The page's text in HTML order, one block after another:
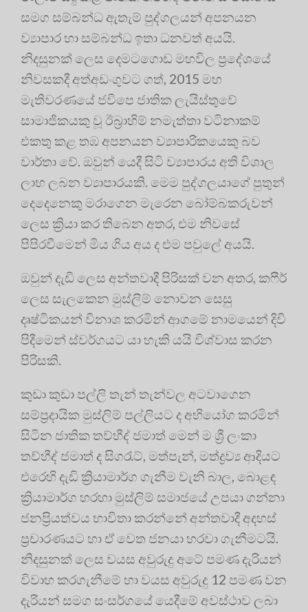
සමග සම්බන්ධ ඇතැම් පුද්ගලයන් අපනයන
ව්‍යාපාර හා සම්බන්ධ ඉතා ධනවත් අයයි.
නිදසුනක් ලෙස දෙමටගොඩ මහවිල ප්‍රදේශයේ
නිවසකදී අත්අඩංගුවට ගත්, 2015 මහ
මැතිවරණයේ ජවිපෙ ජාතික ලැයිස්තුවේ
සාමාජිකයකු වූ ඊබ්‍රාහිම් නමැත්තා වටිනාකම්
එකතු කළ තඹ අපනයන ව්‍යාපාරිකයෙකු බව
වාර්තා වේ. ඔවුන් යෙදී සිටි ව්‍යාපාරය අති විශාල
ලාභ ලබන ව්‍යාපාරයකි. මෙම පුද්ගලයාගේ පුතුන්
දෙදෙනෙකු මරාගෙන මැරෙන බෝම්බකරුවන්
ලෙස ක්‍රියා කර තිබෙන අතර, එම නිවසේ
පිපිරවීමෙන් මිය ගිය අය ද එම පවුලේ අයයි.
ඔවුන් දැඩි ලෙස අන්තවාදී පිරිසක් වන අතර, කෆීර්
ලෙස සැලකෙන මුස්ලිම් නොවන සෙසු
දෘෂ්ටිකයන් විනාශ කරමින් ආගමේ නාමයෙන් දිවි
පිදීමෙන් ස්වර්ගයට යා හැකි යයි විශ්වාස කරන
පිරිසකි.
කුඩා කුඩා පල්ලි තැන් තැන්වල අටවාගෙන
සම්ප්‍රදායික මුස්ලිම් පල්ලියට ද අභියෝග කරමින්
සිටින ජාතික තව්හීද් ජමාත් මෙන් ම ශ්‍රී ලංකා
තව්හීද් ජමාත් ද සිගරැට්, මත්පැන්, මත්ද්‍රව්‍ය ආදියට
එරෙහි දැඩි ක්‍රියාමාර්ග ගැනීම වැනි බාල, බොළඳ
ක්‍රියාමාර්ග හරහා මුස්ලිම් සමාජයේ උපයා ගන්නා
ජනප්‍රියත්වය භාවිතා කරන්නේ අන්තවාදී අදහස්
ප්‍රචාරණයට හා ඒ වෙත ජනයා හරවා ගැනීමටයි.
නිදසුනක් ලෙස වයස අවුරුදු අටේ පමණ දැරියන්
විවාහ කරගැනීමේ හා වයස අවුරුදු 12 පමණ වන
දැරියන් සමග සංසර්ගයේ යෙදීමේ අවස්ථාව ලබා